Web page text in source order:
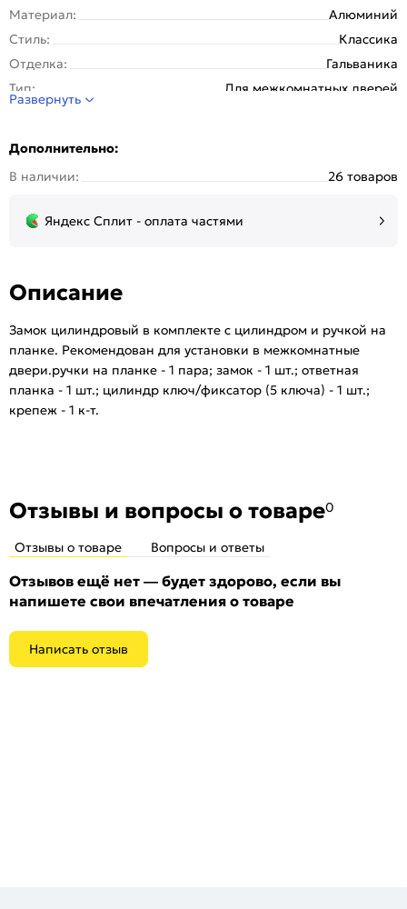
Материал:
Алюминий
Стиль:
Классика
Отделка:
Гальваника
Тип:
Для межкомнатных дверей
Развернуть
Дополнительно:
В наличии:
26 товаров
Яндекс Сплит - оплата частями
Описание
Замок цилиндровый в комплекте с цилиндром и ручкой на
планке. Рекомендован для установки в межкомнатные
двери.ручки на планке - 1 пара; замок - 1 шт.; ответная
планка - 1 шт.; цилиндр ключ/фиксатор (5 ключа) - 1 шт.;
крепеж - 1 к-т.
Отзывы и вопросы о товаре0
Отзывы о товаре Вопросы и ответы
Отзывов ещё нет — будет здорово, если вы
напишете свои впечатления о товаре
Написать отзыв